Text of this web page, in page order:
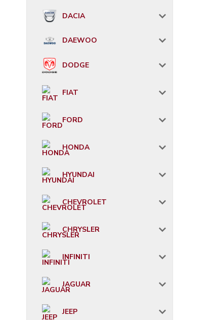
DACIA
DAEWOO
DODGE
FIAT
FORD
HONDA
HYUNDAI
CHEVROLET
CHRYSLER
INFINITI
JAGUAR
JEEP